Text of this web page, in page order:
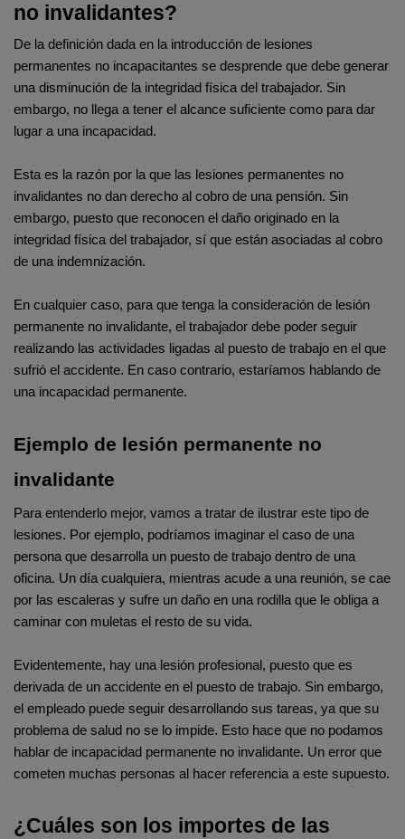
no invalidantes?
De la definición dada en la introducción de lesiones
permanentes no incapacitantes se desprende que debe generar
una disminución de la integridad física del trabajador. Sin
embargo, no llega a tener el alcance suficiente como para dar
lugar a una incapacidad.
Esta es la razón por la que las lesiones permanentes no
invalidantes no dan derecho al cobro de una pensión. Sin
embargo, puesto que reconocen el daño originado en la
integridad física del trabajador, sí que están asociadas al cobro
de una indemnización.
En cualquier caso, para que tenga la consideración de lesión
permanente no invalidante, el trabajador debe poder seguir
realizando las actividades ligadas al puesto de trabajo en el que
sufrió el accidente. En caso contrario, estaríamos hablando de
una incapacidad permanente.
Ejemplo de lesión permanente no
invalidante
Para entenderlo mejor, vamos a tratar de ilustrar este tipo de
lesiones. Por ejemplo, podríamos imaginar el caso de una
persona que desarrolla un puesto de trabajo dentro de una
oficina. Un día cualquiera, mientras acude a una reunión, se cae
por las escaleras y sufre un daño en una rodilla que le obliga a
caminar con muletas el resto de su vida.
Evidentemente, hay una lesión profesional, puesto que es
derivada de un accidente en el puesto de trabajo. Sin embargo,
el empleado puede seguir desarrollando sus tareas, ya que su
problema de salud no se lo impide. Esto hace que no podamos
hablar de incapacidad permanente no invalidante. Un error que
cometen muchas personas al hacer referencia a este supuesto.
¿Cuáles son los importes de las